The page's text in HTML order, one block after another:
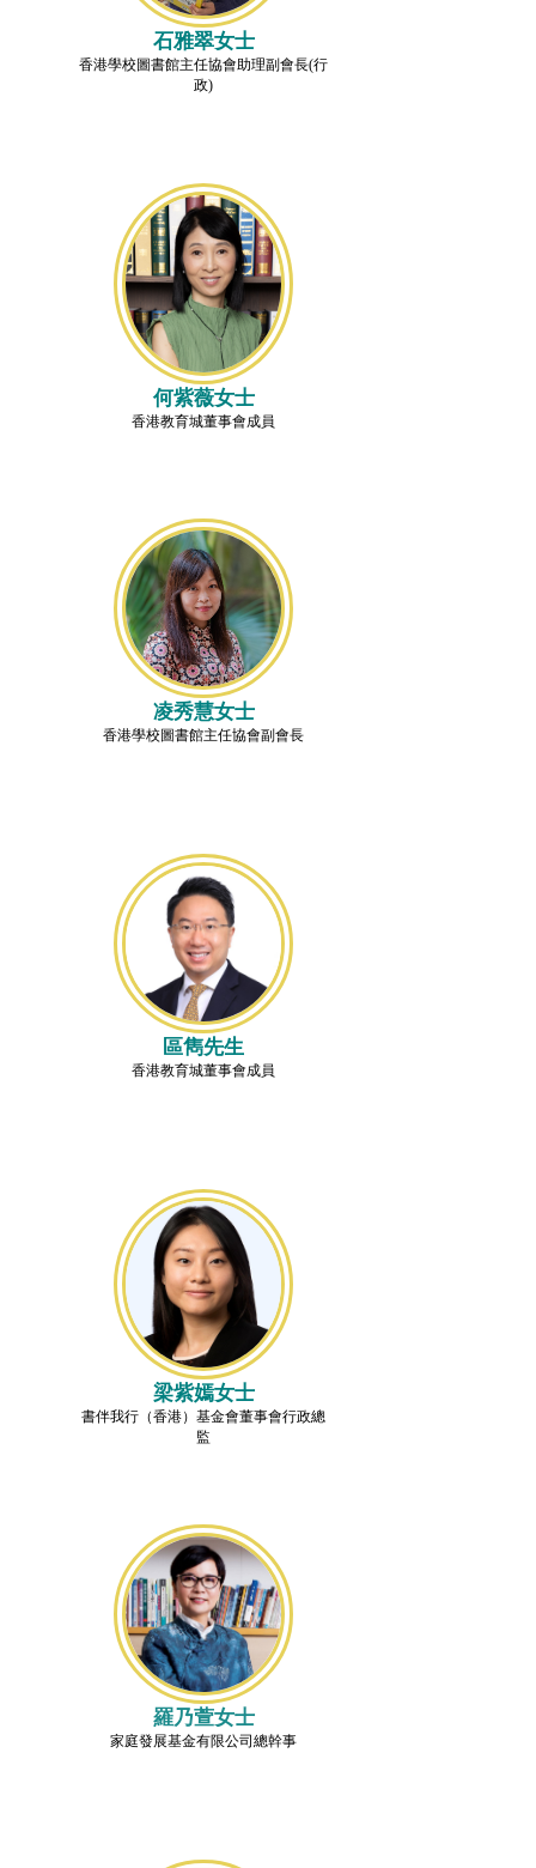
石雅翠女士
香港學校圖書館主任協會助理副會長(行
政)
何紫薇女士
香港教育城董事會成員
凌秀慧女士
香港學校圖書館主任協會副會長
區雋先生
香港教育城董事會成員
梁紫嫣女士
書伴我行（香港）基金會董事會行政總
監
羅乃萱女士
家庭發展基金有限公司總幹事